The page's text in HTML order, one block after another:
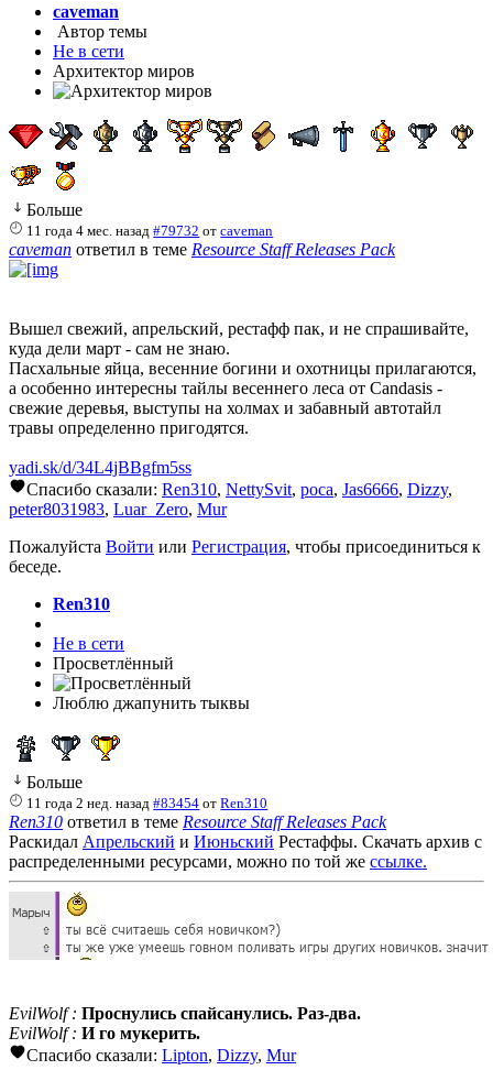
caveman
Автор темы
Не в сети
Архитектор миров
Больше
11 года 4 мес. назад #79732 отcaveman
caveman ответил в теме Resource Staff Releases Pack
Вышел свежий, апрельский, рестафф пак, и не спрашивайте,
куда дели март - сам не знаю.
Пасхальные яйца, весенние богини и охотницы прилагаются,
а особенно интересны тайлы весеннего леса от Candasis -
свежие деревья, выступы на холмах и забавный автотайл
травы определенно пригодятся.
yadi.sk/d/34L4jBBgfm5ss
Спасибо сказали: Ren310, NettySvit, poca, Jas6666, Dizzy,
peter8031983, Luar_Zero, Mur
Пожалуйста Войти или Регистрация, чтобы присоединиться к
беседе.
Ren310
Не в сети
Просветлённый
Люблю джапунить тыквы
Больше
11 года 2 нед. назад #83454 отRen310
Ren310 ответил в теме Resource Staff Releases Pack
Раскидал Апрельский и Июньский Рестаффы. Скачать архив с
распределенными ресурсами, можно по той же ссылке.
EvilWolf : Проснулись спайсанулись. Раз-два.
EvilWolf : И го мукерить.
Спасибо сказали: Lipton, Dizzy, Mur